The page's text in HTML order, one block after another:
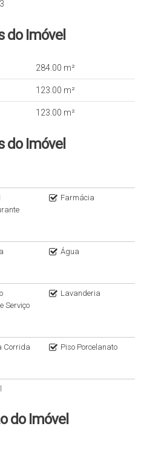
3
do Imóvel
284 .00 m²
123 .00 m²
123 .00 m²
do Imóvel
Farmácia
Água
Lavanderia
Serviço
Corrida Piso Porcelanato
do Imóvel